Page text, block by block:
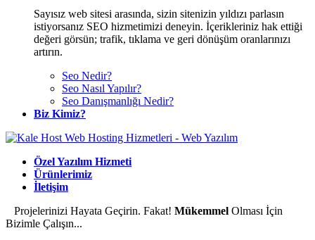
Sayısız web sitesi arasında, sizin sitenizin yıldızı parlasın
istiyorsanız SEO hizmetimizi deneyin. İçerikleriniz hak ettiği
değeri görsün; trafik, tıklama ve geri dönüşüm oranlarınızı
artırın.
Seo Nedir?
Seo Nasıl Yapılır?
Seo Danışmanlığı Nedir?
Biz Kimiz?
Özel Yazılım Hizmeti
Ürünlerimiz
İletişim
Projelerinizi Hayata Geçirin. Fakat! Mükemmel Olması İçin
Bizimle Çalışın...